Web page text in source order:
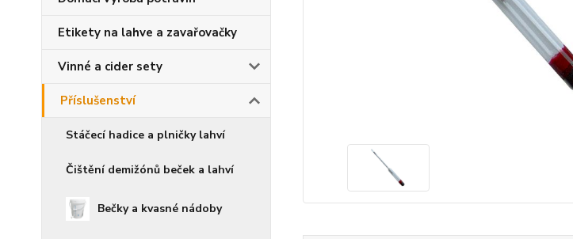
Etikety na lahve a zavařovačky
Vinné a cider sety
Příslušenství
Stáčecí hadice a plničky lahví
Čištění demižónů beček a lahví
Bečky a kvasné nádoby